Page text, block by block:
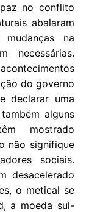
no conflito
abalaram
na
necessárias.
do governo
declarar uma
alguns
mostrado
não signifique
sociais.
desacelerado
o metical se
a moeda sul-